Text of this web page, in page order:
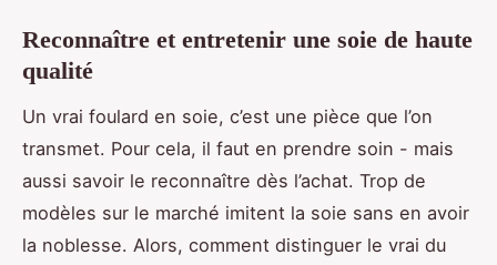
Reconnaître et entretenir une soie de haute
qualité
Un vrai foulard en soie, c’est une pièce que l’on
transmet. Pour cela, il faut en prendre soin - mais
aussi savoir le reconnaître dès l’achat. Trop de
modèles sur le marché imitent la soie sans en avoir
la noblesse. Alors, comment distinguer le vrai du